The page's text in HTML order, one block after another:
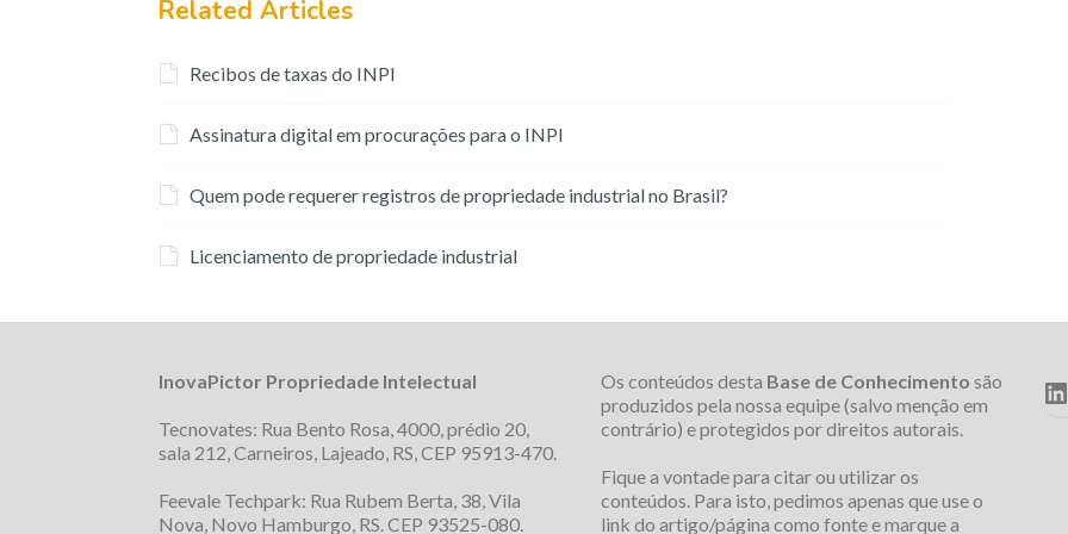
Related Articles
Recibos de taxas do INPI
Assinatura digital em procurações para o INPI
Quem pode requerer registros de propriedade industrial no Brasil?
Licenciamento de propriedade industrial
InovaPictor Propriedade Intelectual
Tecnovates: Rua Bento Rosa, 4000, prédio 20,
sala 212, Carneiros, Lajeado, RS, CEP 95913-470.
Feevale Techpark: Rua Rubem Berta, 38, Vila
Nova, Novo Hamburgo, RS. CEP 93525-080.
Os conteúdos desta Base de Conhecimento são
produzidos pela nossa equipe (salvo menção em
contrário) e protegidos por direitos autorais.
Fique a vontade para citar ou utilizar os
conteúdos. Para isto, pedimos apenas que use o
link do artigo/página como fonte e marque a